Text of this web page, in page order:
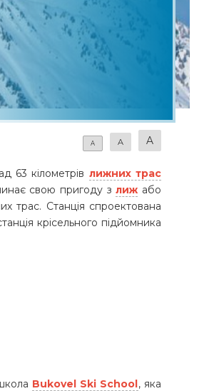
A A A
63 кілометрів лижних трас
свою пригоду злиж або
трас. Станція спроектована
крісельного підйомника
Bukovel Ski School, яка